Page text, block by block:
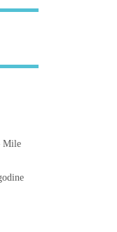
Mile